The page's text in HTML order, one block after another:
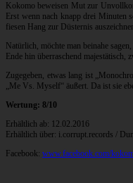
Kokomo beweisen Mut zur
Erst wenn nach knapp drei Minuten
fiesen Hang zur Düsternis
Natürlich, möchte man beinahe
Ende hin überraschend
Zugegeben, etwas lang ist
„Me Vs. Myself“ äußert. Da ist sie
Wertung: 8/10
Erhältlich ab: 12.02.2016
Erhältlich über: i.corrupt.records /
Facebook: www.facebook.com/